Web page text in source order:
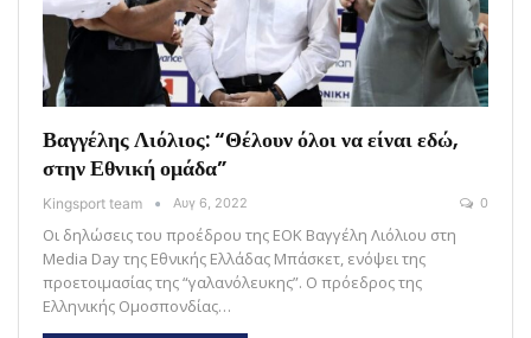
Βαγγέλης Λιόλιος: “Θέλουν όλοι να είναι εδώ,
στην Εθνική ομάδα”
Kingsport team Αυγ 6, 2022 0
Οι δηλώσεις του προέδρου της ΕΟΚ Βαγγέλη Λιόλιου στη
Media Day της Εθνικής Ελλάδας Μπάσκετ, ενόψει της
προετοιμασίας της “γαλανόλευκης”. Ο πρόεδρος της
Ελληνικής Ομοσπονδίας…